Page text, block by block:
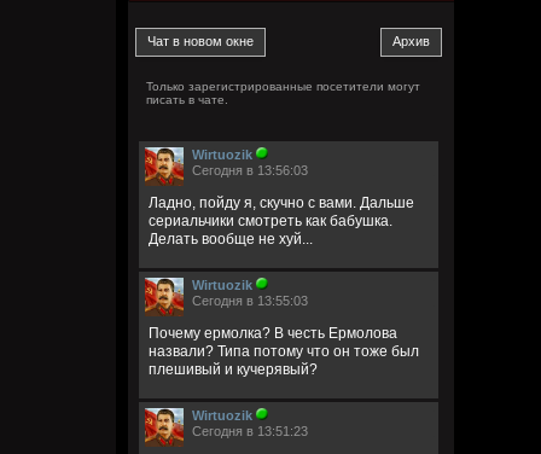
Только зарегистрированные посетители могут
писать в чате.
Wirtuozik
Сегодня в 13:56:03
Ладно, пойду я, скучно с вами. Дальше
сериальчики смотреть как бабушка.
Делать вообще не хуй...
Wirtuozik
Сегодня в 13:55:03
Почему ермолка? В честь Ермолова
назвали? Типа потому что он тоже был
плешивый и кучерявый?
Wirtuozik
Сегодня в 13:51:23